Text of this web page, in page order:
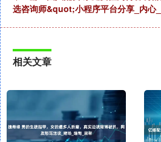
选咨询师&quot;小程序平台分享_内心
相关文章